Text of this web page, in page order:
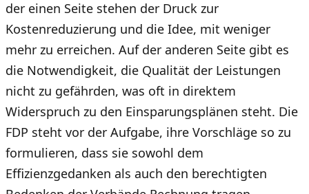
der einen Seite stehen der Druck zur
Kostenreduzierung und die Idee, mit weniger
mehr zu erreichen. Auf der anderen Seite gibt es
die Notwendigkeit, die Qualität der Leistungen
nicht zu gefährden, was oft in direktem
Widerspruch zu den Einsparungsplänen steht. Die
FDP steht vor der Aufgabe, ihre Vorschläge so zu
formulieren, dass sie sowohl dem
Effizienzgedanken als auch den berechtigten